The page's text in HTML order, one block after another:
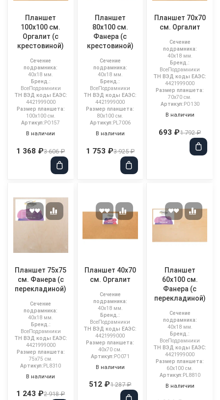
Планшет
100x100 см.
Оргалит (с
крестовиной)
Сечение
подрамника:
40x18 мм.
Бренд.:
ВсеПодрамники
ТН ВЭД коды ЕАЭС:
4421999000
Размер планшета:
100x100 см.
Артикул: PO157
В наличии
1 368 ₽3 606 ₽
Планшет
80x100 см.
Фанера (с
крестовиной)
Сечение
подрамника:
40x18 мм.
Бренд.:
ВсеПодрамники
ТН ВЭД коды ЕАЭС:
4421999000
Размер планшета:
80x100 см.
Артикул: PL7006
В наличии
1 753 ₽3 925 ₽
Планшет 70x70
см. Оргалит
Сечение
подрамника:
40x18 мм.
Бренд.:
ВсеПодрамники
ТН ВЭД коды ЕАЭС:
4421999000
Размер планшета:
70x70 см.
Артикул: PO130
В наличии
693 ₽1 792 ₽
Планшет 75х75
см. Фанера (с
перекладиной)
Сечение
подрамника:
40x18 мм.
Бренд.:
ВсеПодрамники
ТН ВЭД коды ЕАЭС:
4421999000
Размер планшета:
75x75 см.
Артикул:PL8310
В наличии
1 243 ₽2 918 ₽
Планшет 40x70
см. Оргалит
Сечение
подрамника:
40x18 мм.
Бренд.:
ВсеПодрамники
ТН ВЭД коды ЕАЭС:
4421999000
Размер планшета:
40x70 см.
Артикул:PO071
В наличии
512 ₽1 287 ₽
Планшет
60х100 см.
Фанера (с
перекладиной)
Сечение
подрамника:
40x18 мм.
Бренд.:
ВсеПодрамники
ТН ВЭД коды ЕАЭС:
4421999000
Размер планшета:
60x100 см.
Артикул:PL8810
В наличии